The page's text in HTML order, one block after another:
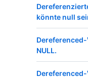
könnte null
NULL.